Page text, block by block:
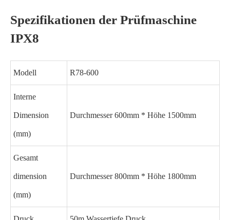
Spezifikationen der Prüfmaschine
IPX8
Modell R78-600
Interne
Dimension
(mm)
Durchmesser 600mm * Höhe 1500mm
Gesamt
dimension
(mm)
Durchmesser 800mm * Höhe 1800mm